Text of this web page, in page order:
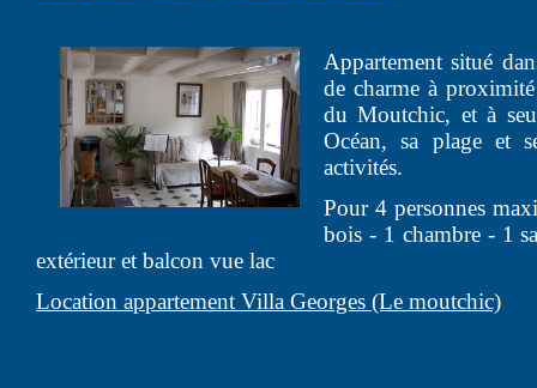
Appartement situé
de charme à
du Moutchic, et à
Océan, sa plage et
activités.
Pour 4 personnes
bois - 1 chambre - 1
extérieur et balcon vue lac
Location appartement Villa Georges (Le moutchic)